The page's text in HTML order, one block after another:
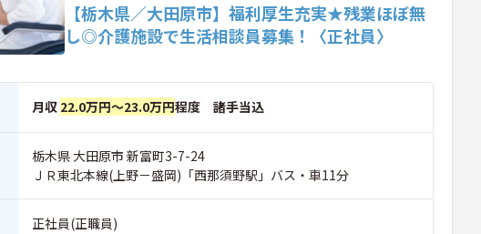
【栃木県／大田原市】福利厚生充実★残業ほぼ無
し◎介護施設で生活相談員募集！〈正社員〉
月収 22.0万円～23.0万円程度 諸手当込
栃木県 大田原市 新富町3-7-24
ＪＲ東北本線(上野－盛岡)「西那須野駅」バス・車11分
正社員(正職員)